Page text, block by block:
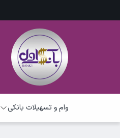
وام و تسهیلات بانکی